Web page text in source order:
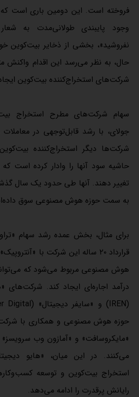
فروخته است. این دومین باری است که
وجود پایبندی طولانی‌مدت به
نفروشید»، بخشی از ذخایر بیت‌کوین
حال، به نظر می‌رسد این اقدام واکنش
شرکت‌های استخراج‌کننده بیت‌کوین
جولای، با رشد قابل‌توجهی در معاملات
شرکت‌ها دیگر استخراج‌کننده
حاشیه سود آنها را وادار کرده است
تغییر دهند. آنها طی حدود یک سال
به سمت حوزه هوش مصنوعی سوق
قرارداد ۲۰ ساله این شرکت با
حوزه هوش مصنوعی و همکاری با
«مایکروسافت» و «آمازون وب سرویسز»
می‌کنند. در این میان، «هایو
استخراج بیت‌کوین و توسعه
رایانش پرقدرت را ادامه می‌دهد.